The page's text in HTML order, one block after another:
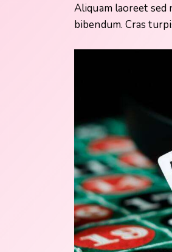
Aliquam laoreet sed
bibendum. Cras